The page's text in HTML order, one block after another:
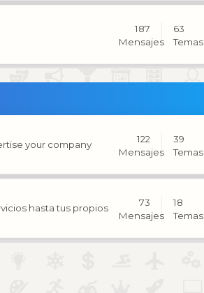
187
Mensajes
63
Temas
your company
122
Mensajes
39
Temas
hasta tus propios
73
Mensajes
18
Temas